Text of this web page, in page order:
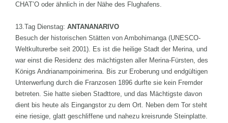
CHAT’O oder ähnlich in der Nähe des Flughafens.
13.Tag Dienstag: ANTANANARIVO
Besuch der historischen Stätten von Ambohimanga (UNESCO-
Weltkulturerbe seit 2001). Es ist die heilige Stadt der Merina, und
war einst die Residenz des mächtigsten aller Merina-Fürsten, des
Königs Andrianampoinimerina. Bis zur Eroberung und endgültigen
Unterwerfung durch die Franzosen 1896 durfte sie kein Fremder
betreten. Sie hatte sieben Stadttore, und das Mächtigste davon
dient bis heute als Eingangstor zu dem Ort. Neben dem Tor steht
eine riesige, glatt geschliffene und nahezu kreisrunde Steinplatte.